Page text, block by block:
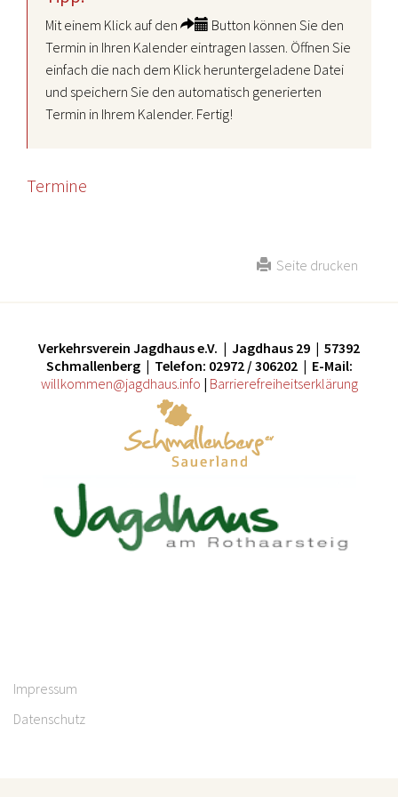
Mit einem Klick auf den
Button können Sie den
Termin in Ihren Kalender eintragen lassen. Öffnen Sie
einfach die nach dem Klick heruntergeladene Datei
und speichern Sie den automatisch generierten
Termin in Ihrem Kalender. Fertig!
Termine
Seite drucken
Verkehrsverein Jagdhaus e.V. | Jagdhaus 29 | 57392
Schmallenberg | Telefon: 02972 / 306202 | E-Mail:
willkommen@jagdhaus.info | Barrierefreiheitserklärung
Impressum
Datenschutz